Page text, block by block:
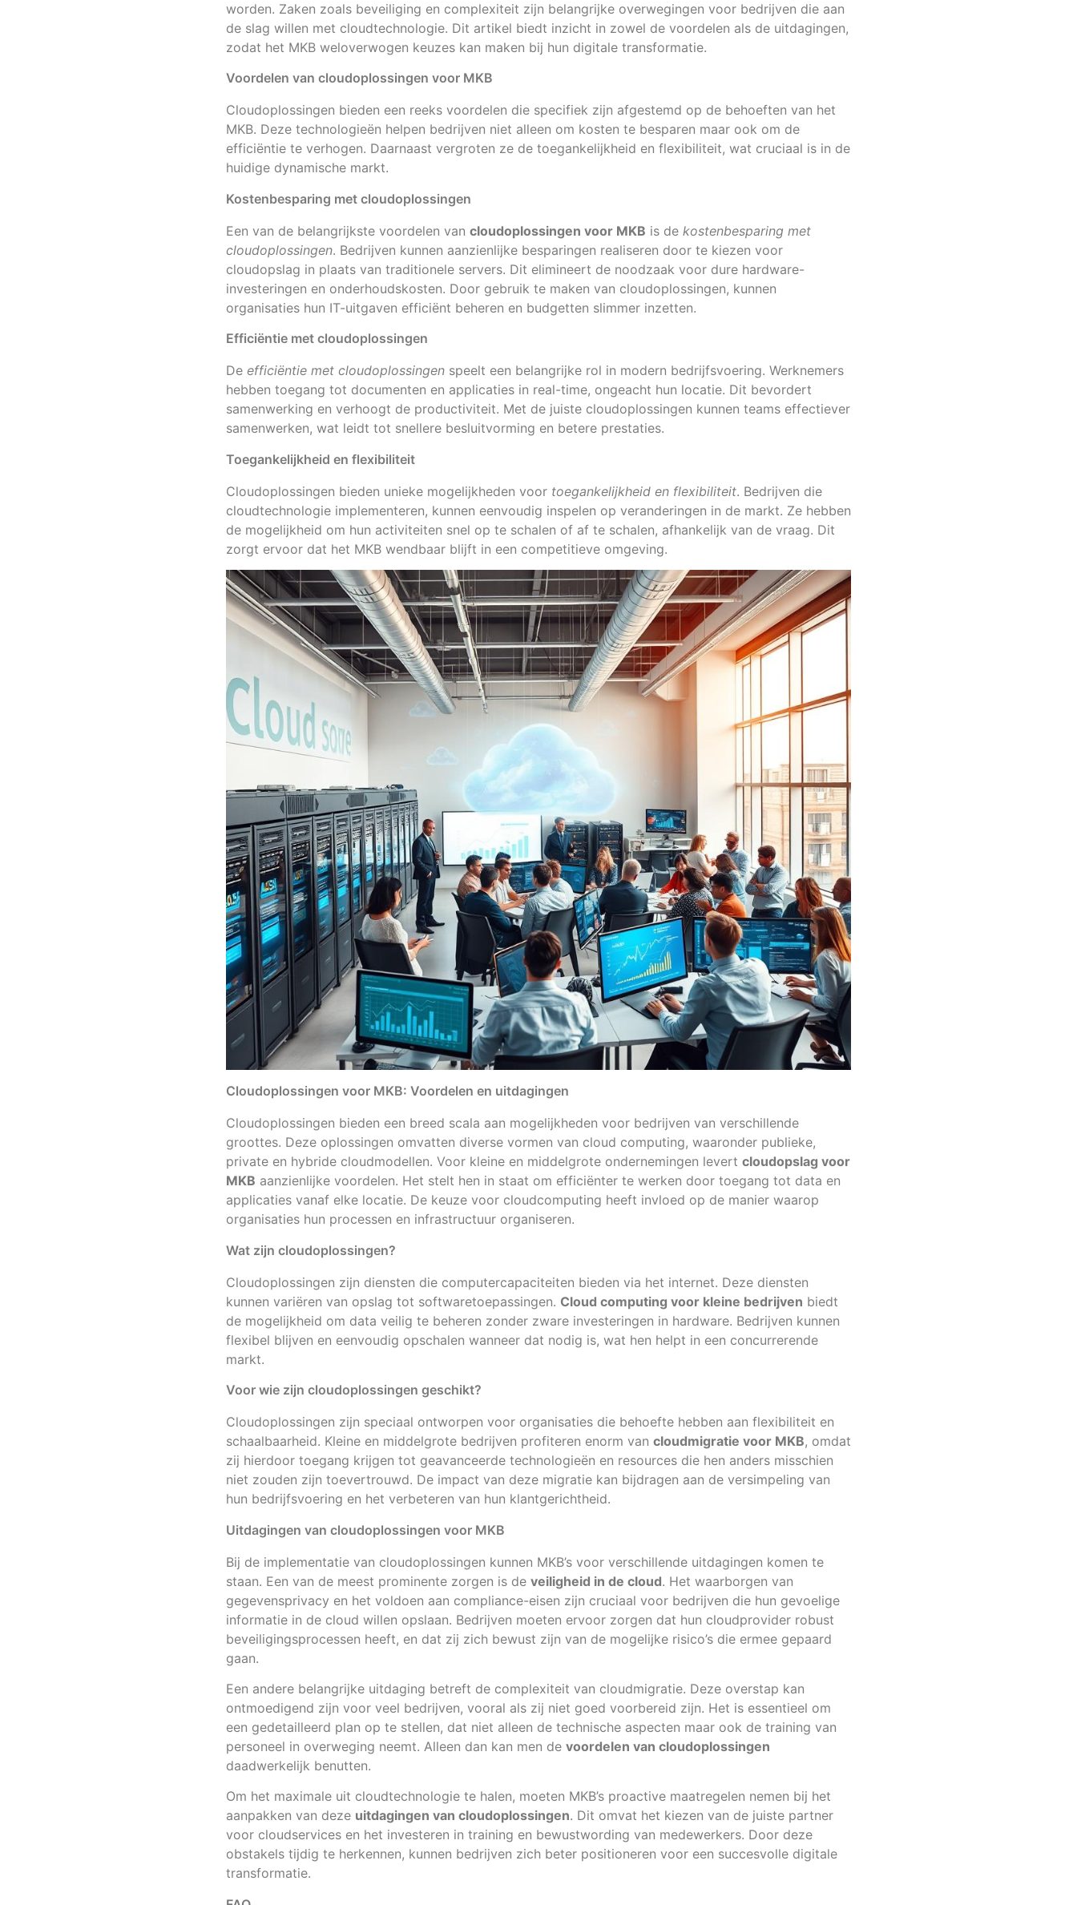
worden. Zaken zoals beveiliging en complexiteit zijn belangrijke overwegingen voor bedrijven die aan
de slag willen met cloudtechnologie. Dit artikel biedt inzicht in zowel de voordelen als de uitdagingen,
zodat het MKB weloverwogen keuzes kan maken bij hun digitale transformatie.
Voordelen van cloudoplossingen voor MKB
Cloudoplossingen bieden een reeks voordelen die specifiek zijn afgestemd op de behoeften van het
MKB. Deze technologieën helpen bedrijven niet alleen om kosten te besparen maar ook om de
efficiëntie te verhogen. Daarnaast vergroten ze de toegankelijkheid en flexibiliteit, wat cruciaal is in de
huidige dynamische markt.
Kostenbesparing met cloudoplossingen
Een van de belangrijkste voordelen van cloudoplossingen voor MKB is de kostenbesparing met
cloudoplossingen. Bedrijven kunnen aanzienlijke besparingen realiseren door te kiezen voor
cloudopslag in plaats van traditionele servers. Dit elimineert de noodzaak voor dure hardware-
investeringen en onderhoudskosten. Door gebruik te maken van cloudoplossingen, kunnen
organisaties hun IT-uitgaven efficiënt beheren en budgetten slimmer inzetten.
Efficiëntie met cloudoplossingen
De efficiëntie met cloudoplossingen speelt een belangrijke rol in modern bedrijfsvoering. Werknemers
hebben toegang tot documenten en applicaties in real-time, ongeacht hun locatie. Dit bevordert
samenwerking en verhoogt de productiviteit. Met de juiste cloudoplossingen kunnen teams effectiever
samenwerken, wat leidt tot snellere besluitvorming en betere prestaties.
Toegankelijkheid en flexibiliteit
Cloudoplossingen bieden unieke mogelijkheden voor toegankelijkheid en flexibiliteit. Bedrijven die
cloudtechnologie implementeren, kunnen eenvoudig inspelen op veranderingen in de markt. Ze hebben
de mogelijkheid om hun activiteiten snel op te schalen of af te schalen, afhankelijk van de vraag. Dit
zorgt ervoor dat het MKB wendbaar blijft in een competitieve omgeving.
Cloudoplossingen voor MKB: Voordelen en uitdagingen
Cloudoplossingen bieden een breed scala aan mogelijkheden voor bedrijven van verschillende
groottes. Deze oplossingen omvatten diverse vormen van cloud computing, waaronder publieke,
private en hybride cloudmodellen. Voor kleine en middelgrote ondernemingen levert cloudopslag voor
MKB aanzienlijke voordelen. Het stelt hen in staat om efficiënter te werken door toegang tot data en
applicaties vanaf elke locatie. De keuze voor cloudcomputing heeft invloed op de manier waarop
organisaties hun processen en infrastructuur organiseren.
Wat zijn cloudoplossingen?
Cloudoplossingen zijn diensten die computercapaciteiten bieden via het internet. Deze diensten
kunnen variëren van opslag tot softwaretoepassingen. Cloud computing voor kleine bedrijven biedt
de mogelijkheid om data veilig te beheren zonder zware investeringen in hardware. Bedrijven kunnen
flexibel blijven en eenvoudig opschalen wanneer dat nodig is, wat hen helpt in een concurrerende
markt.
Voor wie zijn cloudoplossingen geschikt?
Cloudoplossingen zijn speciaal ontworpen voor organisaties die behoefte hebben aan flexibiliteit en
schaalbaarheid. Kleine en middelgrote bedrijven profiteren enorm van cloudmigratie voor MKB, omdat
zij hierdoor toegang krijgen tot geavanceerde technologieën en resources die hen anders misschien
niet zouden zijn toevertrouwd. De impact van deze migratie kan bijdragen aan de versimpeling van
hun bedrijfsvoering en het verbeteren van hun klantgerichtheid.
Uitdagingen van cloudoplossingen voor MKB
Bij de implementatie van cloudoplossingen kunnen MKB’s voor verschillende uitdagingen komen te
staan. Een van de meest prominente zorgen is de veiligheid in de cloud. Het waarborgen van
gegevensprivacy en het voldoen aan compliance-eisen zijn cruciaal voor bedrijven die hun gevoelige
informatie in de cloud willen opslaan. Bedrijven moeten ervoor zorgen dat hun cloudprovider robust
beveiligingsprocessen heeft, en dat zij zich bewust zijn van de mogelijke risico’s die ermee gepaard
gaan.
Een andere belangrijke uitdaging betreft de complexiteit van cloudmigratie. Deze overstap kan
ontmoedigend zijn voor veel bedrijven, vooral als zij niet goed voorbereid zijn. Het is essentieel om
een gedetailleerd plan op te stellen, dat niet alleen de technische aspecten maar ook de training van
personeel in overweging neemt. Alleen dan kan men de voordelen van cloudoplossingen
daadwerkelijk benutten.
Om het maximale uit cloudtechnologie te halen, moeten MKB’s proactive maatregelen nemen bij het
aanpakken van deze uitdagingen van cloudoplossingen. Dit omvat het kiezen van de juiste partner
voor cloudservices en het investeren in training en bewustwording van medewerkers. Door deze
obstakels tijdig te herkennen, kunnen bedrijven zich beter positioneren voor een succesvolle digitale
transformatie.